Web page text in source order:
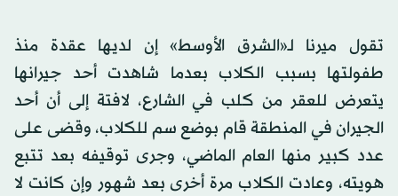
تقول ميرنا لـ«الشرق الأوسط» إن لديها عقدة منذ
طفولتها بسبب الكلاب بعدما شاهدت أحد جيرانها
يتعرض للعقر من كلب في الشارع، لافتة إلى أن أحد
الجيران في المنطقة قام بوضع سم للكلاب، وقضى على
عدد كبير منها العام الماضي، وجرى توقيفه بعد تتبع
هويته، وعادت الكلاب مرة أخرى بعد شهور وإن كانت لا